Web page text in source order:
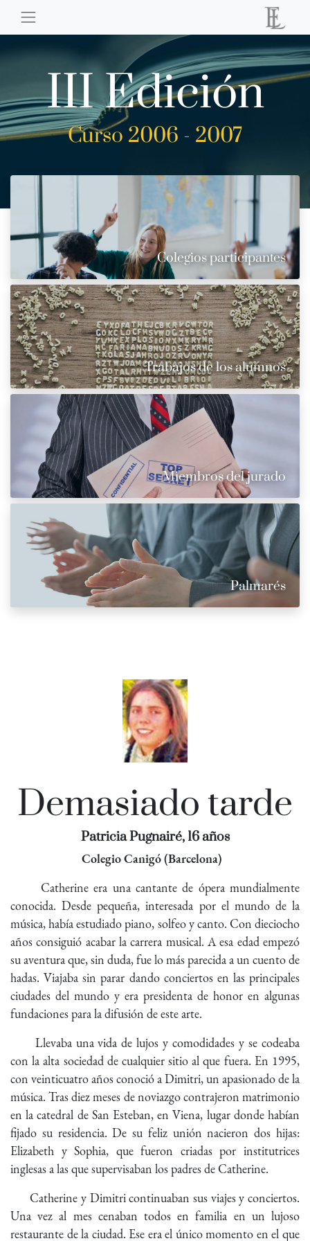
III Edición
Curso 2006 - 2007
Colegios participantes
Trabajos de los alumnos
Miembros del jurado
Palmarés
Demasiado tarde
Patricia Pugnairé, 16 años
Colegio Canigó (Barcelona)
Catherine era una cantante de ópera mundialmente
conocida. Desde pequeña, interesada por el mundo de la
música, había estudiado piano, solfeo y canto. Con dieciocho
años consiguió acabar la carrera musical. A esa edad empezó
su aventura que, sin duda, fue lo más parecida a un cuento de
hadas. Viajaba sin parar dando conciertos en las principales
ciudades del mundo y era presidenta de honor en algunas
fundaciones para la difusión de este arte.
Llevaba una vida de lujos y comodidades y se codeaba
con la alta sociedad de cualquier sitio al que fuera. En 1995,
con veinticuatro años conoció a Dimitri, un apasionado de la
música. Tras diez meses de noviazgo contrajeron matrimonio
en la catedral de San Esteban, en Viena, lugar donde habían
fijado su residencia. De su feliz unión nacieron dos hijas:
Elizabeth y Sophia, que fueron criadas por institutrices
inglesas a las que supervisaban los padres de Catherine.
Catherine y Dimitri continuaban sus viajes y conciertos.
Una vez al mes cenaban todos en familia en un lujoso
restaurante de la ciudad. Ese era el único momento en el que